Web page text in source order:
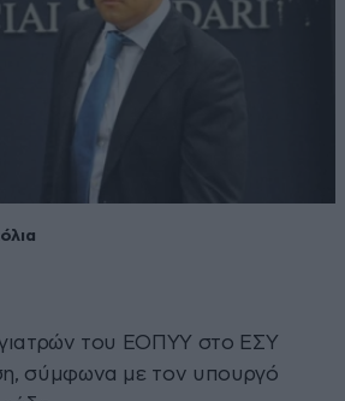
του ΕΟΠΥΥ στο ΕΣΥ
σύμφωνα με τον υπουργό